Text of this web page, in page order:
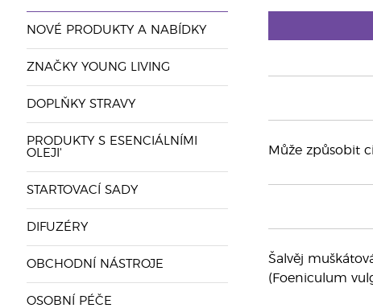
NOVÉ PRODUKTY A NABÍDKY
ZNAČKY YOUNG LIVING
DOPLŇKY STRAVY
PRODUKTY S ESENCIÁLNÍMI
OLEJI'
STARTOVACÍ SADY
DIFUZÉRY
OBCHODNÍ NÁSTROJE
OSOBNÍ PÉČE
Může způsobit
Šalvěj
(Foeniculum